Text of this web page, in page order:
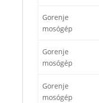
Gorenje
mosógép
Gorenje
mosógép
Gorenje
mosógép